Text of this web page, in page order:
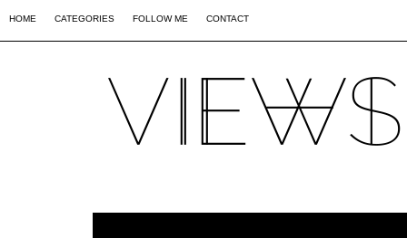
HOME CATEGORIES FOLLOW ME CONTACT